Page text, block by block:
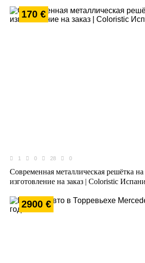
1 0 28 0
Современная металлическая решётка
изготовление на заказ | Coloristic
170 €
2900 €